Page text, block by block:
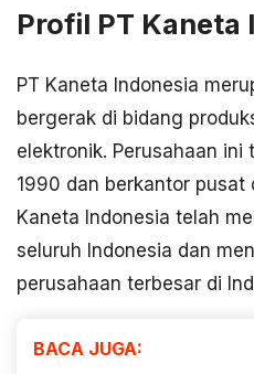
Profil PT Kaneta
PT Kaneta Indonesia
bergerak di bidang
elektronik. Perusahaan ini
1990 dan berkantor pusat
Kaneta Indonesia telah
seluruh Indonesia dan
perusahaan terbesar di
BACA JUGA: